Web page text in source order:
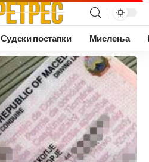
Судски постапки Мислења